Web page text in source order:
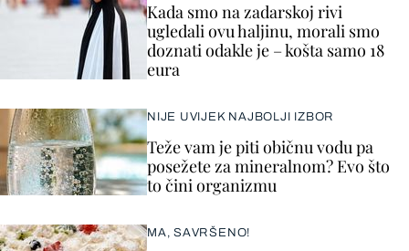
Kada smo na zadarskoj rivi
ugledali ovu haljinu, morali smo
doznati odakle je – košta samo 18
eura
NIJE UVIJEK NAJBOLJI IZBOR
Teže vam je piti običnu vodu pa
posežete za mineralnom? Evo što
to čini organizmu
MA, SAVRŠENO!